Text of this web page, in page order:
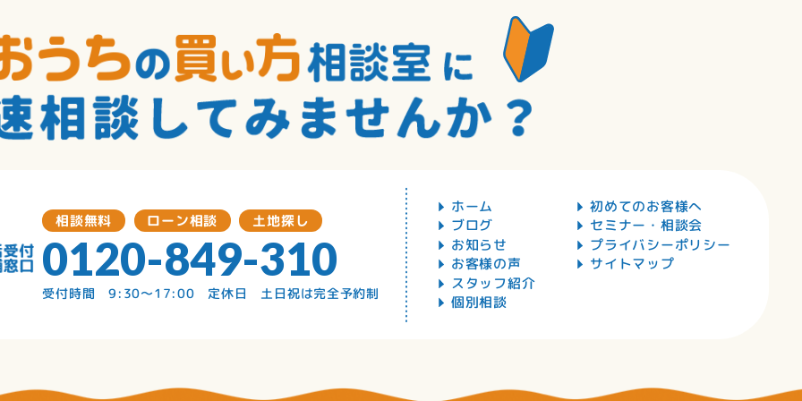
相談無料 ローン相談 土地探し
0120-849-310
受付時間 9:30〜17:00 定休日 土日祝は完全予約制
ホーム
ブログ
お知らせ
お客様の声
スタッフ紹介
個別相談
初めてのお客様へ
セミナー・相談会
プライバシーポリシー
サイトマップ